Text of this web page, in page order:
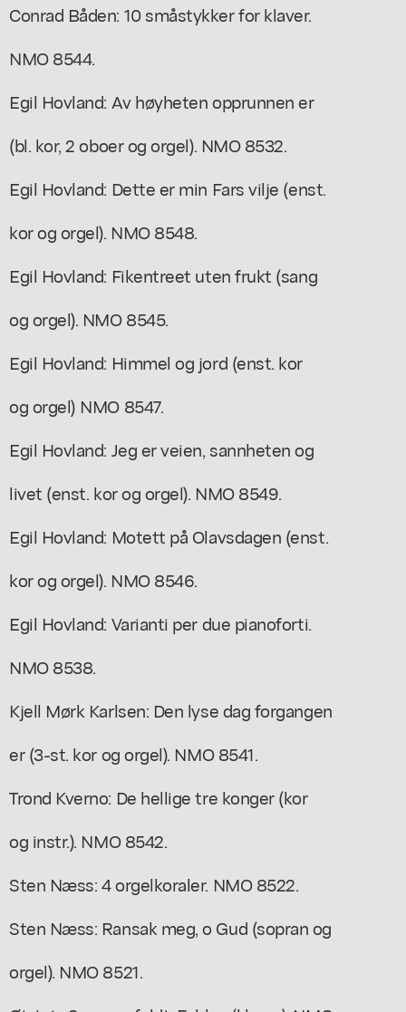
Conrad Båden: 10 småstykker for klaver.
NMO 8544.
Egil Hovland: Av høyheten opprunnen er
(bl. kor, 2 oboer og orgel). NMO 8532.
Egil Hovland: Dette er min Fars vilje (enst.
kor og orgel). NMO 8548.
Egil Hovland: Fikentreet uten frukt (sang
og orgel). NMO 8545.
Egil Hovland: Himmel og jord (enst. kor
og orgel) NMO 8547.
Egil Hovland: Jeg er veien, sannheten og
livet (enst. kor og orgel). NMO 8549.
Egil Hovland: Motett på Olavsdagen (enst.
kor og orgel). NMO 8546.
Egil Hovland: Varianti per due pianoforti.
NMO 8538.
Kjell Mørk Karlsen: Den lyse dag forgangen
er (3-st. kor og orgel). NMO 8541.
Trond Kverno: De hellige tre konger (kor
og instr.). NMO 8542.
Sten Næss: 4 orgelkoraler. NMO 8522.
Sten Næss: Ransak meg, o Gud (sopran og
orgel). NMO 8521.